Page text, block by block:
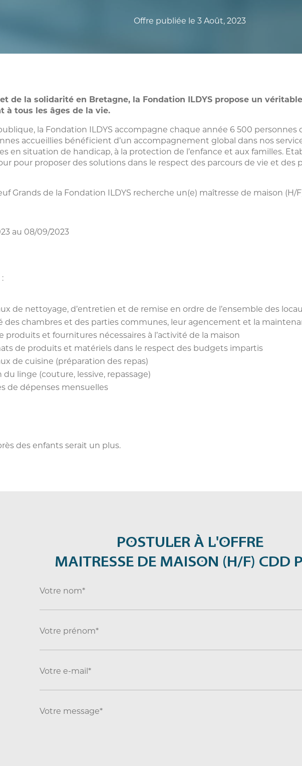
Offre publiée le 3 Août, 2023
de la solidarité en Bretagne, la Fondation ILDYS propose un
à tous les âges de la vie.
la Fondation ILDYS accompagne chaque année 6 500 personnes
accueillies bénéficient d’un accompagnement global dans nos
en situation de handicap, à la protection de l’enfance et aux familles.
pour proposer des solutions dans le respect des parcours de vie et des
Grands de la Fondation ILDYS recherche un(e) maîtresse de maison (H/
au 08/09/2023
de nettoyage, d’entretien et de remise en ordre de l’ensemble des
des chambres et des parties communes, leur agencement et la
produits et fournitures nécessaires à l’activité de la maison
de produits et matériels dans le respect des budgets impartis
de cuisine (préparation des repas)
du linge (couture, lessive, repassage)
de dépenses mensuelles
des enfants serait un plus.
POSTULER À L'OFFRE
MAITRESSE DE MAISON (H/F) CDD
Votre nom*
Votre prénom*
Votre e-mail*
Votre message*